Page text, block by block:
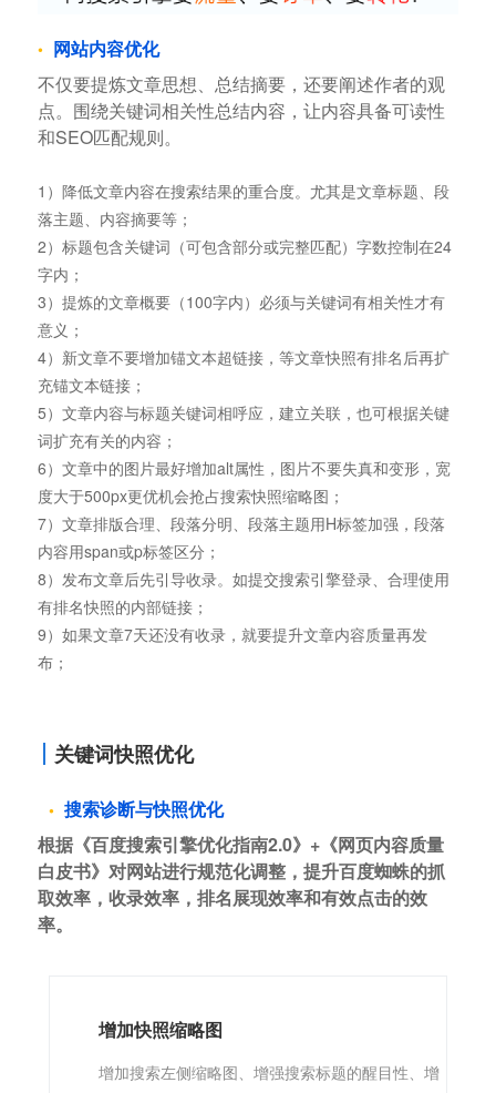
网站内容优化
不仅要提炼文章思想、总结摘要，还要阐述作者的观
点。围绕关键词相关性总结内容，让内容具备可读性
和SEO匹配规则。
1）降低文章内容在搜索结果的重合度。尤其是文章标题、段
落主题、内容摘要等；
2）标题包含关键词（可包含部分或完整匹配）字数控制在24
字内；
3）提炼的文章概要（100字内）必须与关键词有相关性才有
意义；
4）新文章不要增加锚文本超链接，等文章快照有排名后再扩
充锚文本链接；
5）文章内容与标题关键词相呼应，建立关联，也可根据关键
词扩充有关的内容；
6）文章中的图片最好增加alt属性，图片不要失真和变形，宽
度大于500px更优机会抢占搜索快照缩略图；
7）文章排版合理、段落分明、段落主题用H标签加强，段落
内容用span或p标签区分；
8）发布文章后先引导收录。如提交搜索引擎登录、合理使用
有排名快照的内部链接；
9）如果文章7天还没有收录，就要提升文章内容质量再发
布；
关键词快照优化
搜索诊断与快照优化
根据《百度搜索引擎优化指南2.0》+《网页内容质量
白皮书》对网站进行规范化调整，提升百度蜘蛛的抓
取效率，收录效率，排名展现效率和有效点击的效
率。
增加快照缩略图
增加搜索左侧缩略图、增强搜索标题的醒目性、增